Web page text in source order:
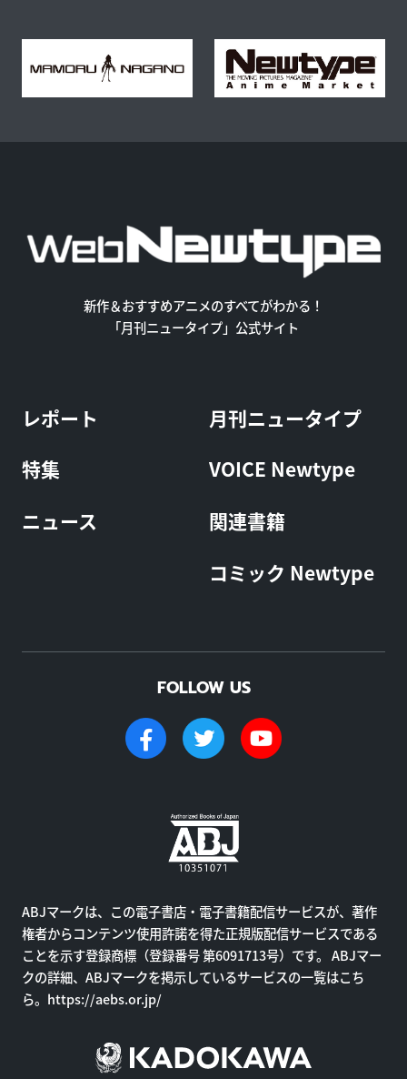
新作＆おすすめアニメのすべてがわかる！
「月刊ニュータイプ」公式サイト
レポート
特集
ニュース
月刊ニュータイプ
VOICE Newtype
関連書籍
コミック Newtype
FOLLOW US
ABJマークは、この電子書店・電子書籍配信サービスが、著作
権者からコンテンツ使用許諾を得た正規版配信サービスである
ことを示す登録商標（登録番号 第6091713号）です。 ABJマー
クの詳細、ABJマークを掲示しているサービスの一覧はこち
ら。 https://aebs.or.jp/